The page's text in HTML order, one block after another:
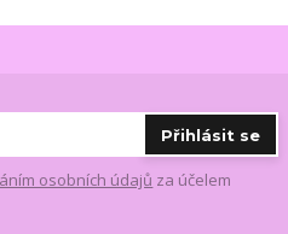
Přihlásit se
osobních údajů za účelem